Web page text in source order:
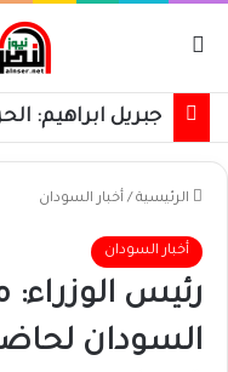
الرئيسية / أخبار السودان
أخبار السودان
رئيس
السودان